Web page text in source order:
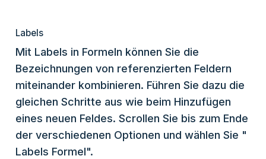
Labels
Mit Labels in Formeln können Sie die
Bezeichnungen von referenzierten Feldern
miteinander kombinieren. Führen Sie dazu die
gleichen Schritte aus wie beim Hinzufügen
eines neuen Feldes. Scrollen Sie bis zum Ende
der verschiedenen Optionen und wählen Sie "
Labels Formel".